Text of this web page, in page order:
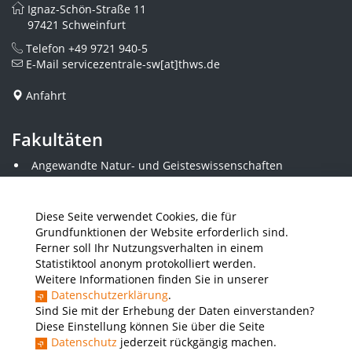
Diese Seite verwendet Cookies, die für
Grundfunktionen der Website erforderlich sind.
Ferner soll Ihr Nutzungsverhalten in einem
Statistiktool anonym protokolliert werden.
Weitere Informationen finden Sie in unserer
Datenschutzerklärung.
Sind Sie mit der Erhebung der Daten einverstanden?
Diese Einstellung können Sie über die Seite
Datenschutz jederzeit rückgängig machen.
Ignaz-Schön-Straße 11
97421 Schweinfurt
Telefon +49 9721 940-5
E-Mail servicezentrale-sw[at]thws.de
Anfahrt
Fakultäten
Angewandte Natur- und Geisteswissenschaften
Angewandte Sozialwissenschaften
Elektrotechnik
Gestaltung
Informatik und Wirtschaftsinformatik
Kunststofftechnik und Vermessung
Maschinenbau
THWS Business School
Wirtschaftsingenieurwesen